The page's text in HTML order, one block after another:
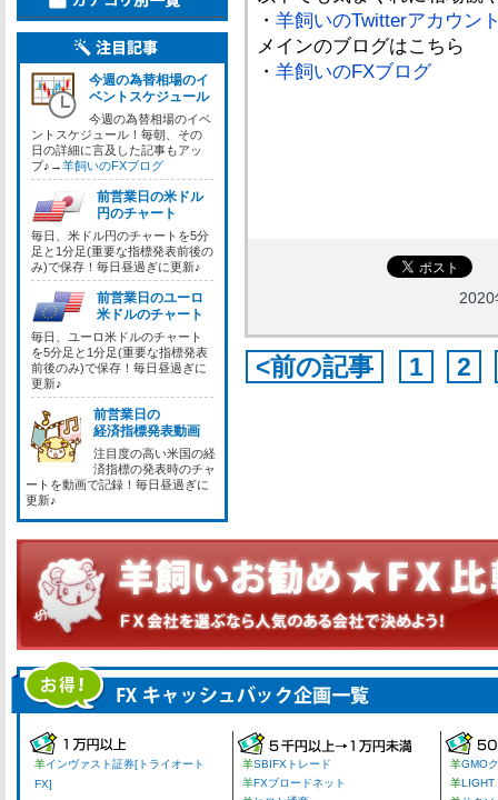
・ 羊飼いのTwitterアカウン
メインのブログはこちら
・ 羊飼いのFXブログ
<前の記事 1 2
今週の為替相場のイ
ベントスケジュール
今週の為替相場のイベ
ントスケジュール！毎朝、その
日の詳細に言及した記事もアッ
プ♪→羊飼いのFXブログ
前営業日の米ドル
円のチャート
毎日、米ドル円のチャートを5分
足と1分足(重要な指標発表前後の
み)で保存！毎日昼過ぎに更新♪
前営業日のユーロ
米ドルのチャート
毎日、ユーロ米ドルのチャート
を5分足と1分足(重要な指標発表
前後のみ)で保存！毎日昼過ぎに
更新♪
前営業日の
経済指標発表動画
注目度の高い米国の経
済指標の発表時のチャ
ートを動画で記録！毎日昼過ぎに
更新♪
羊インヴァスト証券[トライオート
FX]
羊SBIFXトレード
羊FXブロードネット
羊GMO
羊LIGHT